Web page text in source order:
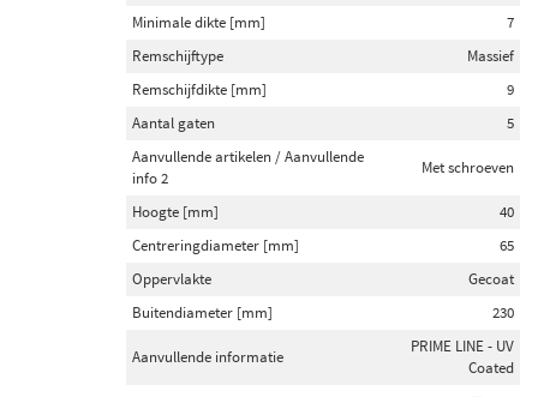
Minimale dikte [mm]
7
Remschijftype
Massief
Remschijfdikte [mm]
9
Aantal gaten
5
Aanvullende artikelen / Aanvullende
info 2
Met schroeven
Hoogte [mm]
40
Centreringdiameter [mm]
65
Oppervlakte
Gecoat
Buitendiameter [mm]
230
Aanvullende informatie
PRIME LINE - UV
Coated